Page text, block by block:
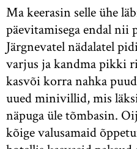
Ma keerasin selle ühe
päevitamisega endal nii
Järgnevatel nädalatel
varjus ja kandma pikki
kasvõi korra nahka
uued minivillid, mis
näpuga üle tõmbasin.
kõige valusamaid